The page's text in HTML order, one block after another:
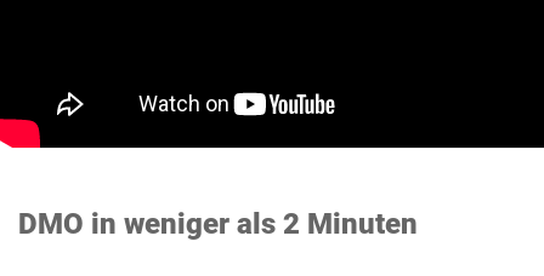
DMO in weniger als 2 Minuten